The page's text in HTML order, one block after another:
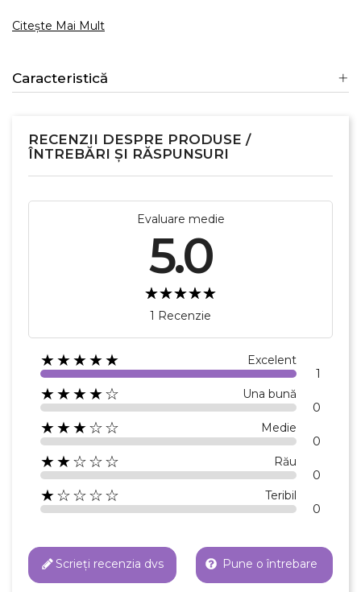
Citește Mai Mult
Caracteristică
RECENZII DESPRE PRODUSE /
ÎNTREBĂRI ȘI RĂSPUNSURI
Evaluare medie
5.0
1 Recenzie
★★★★★ Excelent
1
★★★★☆ Una bună
0
★★★☆☆ Medie
0
★★☆☆☆ Rău
0
★☆☆☆☆ Teribil
0
Scrieți recenzia dvs Pune o întrebare